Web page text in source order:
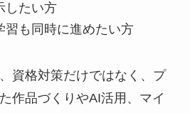
したい方
習も同時に進めたい方
資格対策だけではなく、プ
作品づくりやAI活用、マイ